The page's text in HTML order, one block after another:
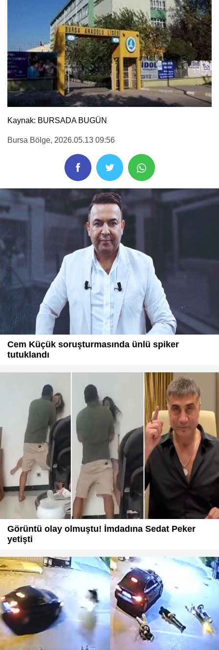
Kaynak: BURSADA BUGÜN
Bursa Bölge, 2026.05.13 09:56
Cem Küçük soruşturmasında ünlü spiker
tutuklandı
Görüntü olay olmuştu! İmdadına Sedat Peker
yetişti